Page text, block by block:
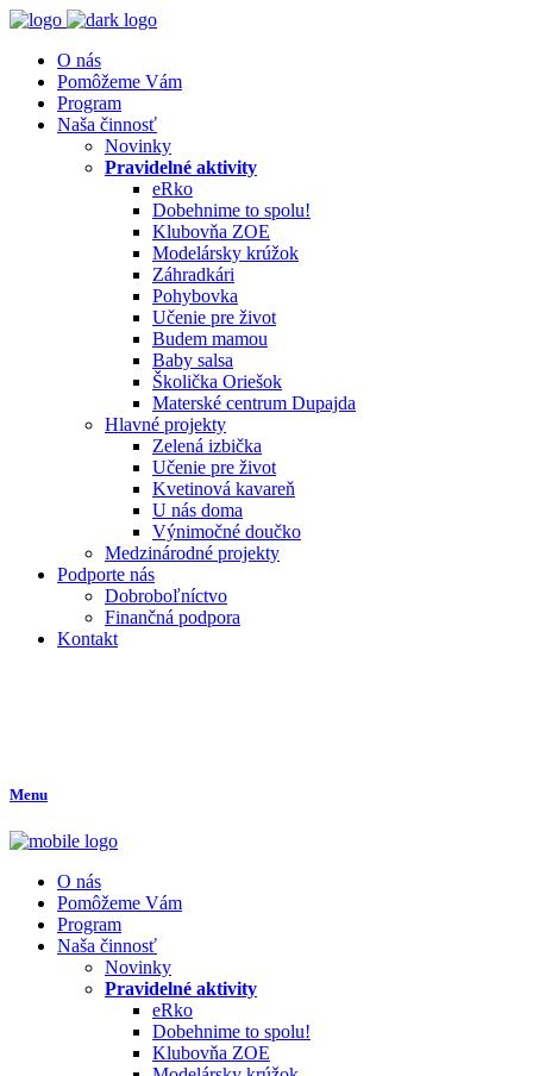
O nás
Pomôžeme Vám
Program
Naša činnosť
Novinky
Pravidelné aktivity
eRko
Dobehnime to spolu!
Klubovňa ZOE
Modelársky krúžok
Záhradkári
Pohybovka
Učenie pre život
Budem mamou
Baby salsa
Školička Oriešok
Materské centrum Dupajda
Hlavné projekty
Zelená izbička
Učenie pre život
Kvetinová kavareň
U nás doma
Výnimočné doučko
Medzinárodné projekty
Podporte nás
Dobroboľníctvo
Finančná podpora
Kontakt
Menu
O nás
Pomôžeme Vám
Program
Naša činnosť
Novinky
Pravidelné aktivity
eRko
Dobehnime to spolu!
Klubovňa ZOE